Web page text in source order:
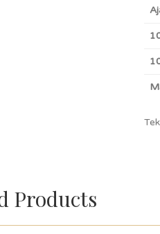
Products